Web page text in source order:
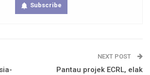
Subscribe
NEXT POST
Pantau projek ECRL, elak